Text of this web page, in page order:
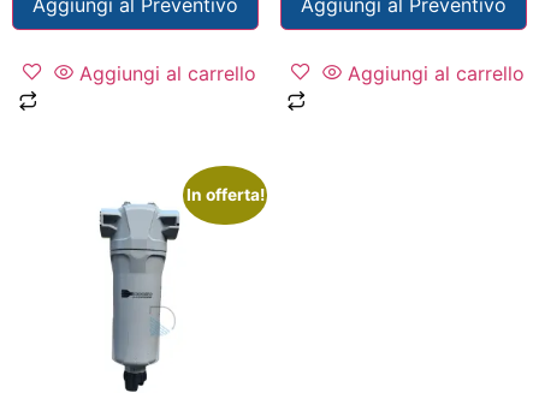
Aggiungi al carrello Aggiungi al carrello
In offerta!